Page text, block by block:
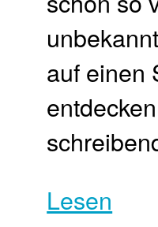
auf einen
Lesen